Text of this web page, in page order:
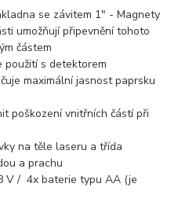
se závitem 1" - Magnety
umožňují připevnění tohoto
částem
použití s detektorem
maximální jasnost paprsku
poškození vnitřních částí při
na těle laseru a třída
a prachu
V / 4x baterie typu AA (je